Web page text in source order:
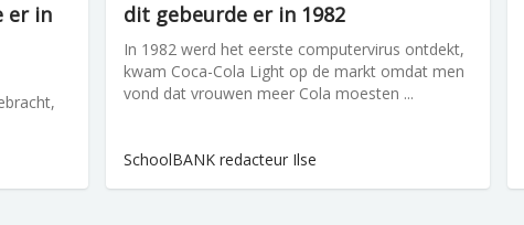
er in
dit gebeurde er in 1982
In 1982 werd het eerste computervirus ontdekt,
kwam Coca-Cola Light op de markt omdat men
vond dat vrouwen meer Cola moesten ...
SchoolBANK redacteur Ilse